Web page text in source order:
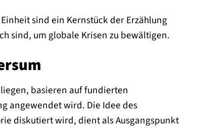
sind ein Kernstück der Erzählung
sind, um globale Krisen zu bewältigen.
basieren auf fundierten
angewendet wird. Die Idee des
diskutiert wird, dient als Ausgangspunkt